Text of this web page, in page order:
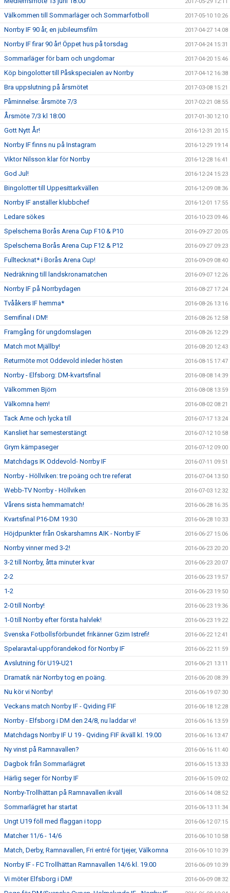
Välkommen till Sommarläger och Sommarfotboll 2017-05-10 10:26
Norrby IF 90 år, en jubileumsfilm 2017-04-27 14:08
Norrby IF firar 90 år! Öppet hus på torsdag 2017-04-24 15:31
Sommarläger för barn och ungdomar 2017-04-20 15:46
Köp bingolotter till Påskspecialen av Norrby 2017-04-12 16:38
Bra uppslutning på årsmötet 2017-03-08 15:21
Påminnelse: årsmöte 7/3 2017-02-21 08:55
Årsmöte 7/3 kl 18:00 2017-01-30 12:10
Gott Nytt År! 2016-12-31 20:15
Norrby IF finns nu på Instagram 2016-12-29 19:14
Viktor Nilsson klar för Norrby 2016-12-28 16:41
God Jul! 2016-12-24 15:23
Bingolotter till Uppesittarkvällen 2016-12-09 08:36
Norrby IF anställer klubbchef 2016-12-01 17:55
Ledare sökes 2016-10-23 09:46
Spelschema Borås Arena Cup F10 & P10 2016-09-27 20:05
Spelschema Borås Arena Cup F12 & P12 2016-09-27 09:23
Fulltecknat* i Borås Arena Cup! 2016-09-09 08:40
Nedräkning till landskronamatchen 2016-09-07 12:26
Norrby IF på Norrbydagen 2016-08-27 17:24
Tvååkers IF hemma* 2016-08-26 13:16
Semifinal i DM! 2016-08-26 12:58
Framgång för ungdomslagen 2016-08-26 12:29
Match mot Mjällby! 2016-08-20 12:43
Returmöte mot Oddevold inleder hösten 2016-08-15 17:47
Norrby - Elfsborg: DM-kvartsfinal 2016-08-08 14:39
Välkommen Björn 2016-08-08 13:59
Välkomna hem! 2016-08-02 08:21
Tack Arne och lycka till 2016-07-17 13:24
Kansliet har semesterstängt 2016-07-12 10:58
Grym kämpaseger 2016-07-12 09:00
Matchdags IK Oddevold- Norrby IF 2016-07-11 09:51
Norrby - Höllviken: tre poäng och tre referat 2016-07-04 13:50
Webb-TV Norrby - Höllviken 2016-07-03 12:32
Vårens sista hemmamatch! 2016-06-28 16:35
Kvartsfinal P16-DM 19:30 2016-06-28 10:33
Höjdpunkter från Oskarshamns AIK - Norrby IF 2016-06-27 15:06
Norrby vinner med 3-2! 2016-06-23 20:20
3-2 till Norrby, åtta minuter kvar 2016-06-23 20:07
2-2 2016-06-23 19:57
1-2 2016-06-23 19:50
2-0 till Norrby! 2016-06-23 19:36
1-0 till Norrby efter första halvlek! 2016-06-23 19:22
Svenska Fotbollsförbundet frikänner Gzim Istrefi! 2016-06-22 12:41
Spelaravtal-uppförandekod för Norrby IF 2016-06-22 11:59
Avslutning för U19-U21 2016-06-21 13:11
Dramatik när Norrby tog en poäng. 2016-06-20 08:39
Nu kör vi Norrby! 2016-06-19 07:30
Veckans match Norrby IF - Qviding FIF 2016-06-18 12:28
Norrby - Elfsborg i DM den 24/8, nu laddar vi! 2016-06-16 13:59
Matchdags Norrby IF U 19 - Qviding FIF ikväll kl. 19.00 2016-06-16 13:47
Ny vinst på Ramnavallen? 2016-06-16 11:40
Dagbok från Sommarlägret 2016-06-15 13:33
Härlig seger för Norrby IF 2016-06-15 09:02
Norrby-Trollhättan på Ramnavallen ikväll 2016-06-14 08:52
Sommarlägret har startat 2016-06-13 11:34
Ungt U19 föll med flaggan i topp 2016-06-12 07:15
Matcher 11/6 - 14/6 2016-06-10 10:58
Match, Derby, Ramnavallen, Fri entré för tjejer, Välkomna 2016-06-10 10:39
Norrby IF - FC Trollhättan Ramnavallen 14/6 kl. 19.00 2016-06-09 10:39
Vi möter Elfsborg i DM! 2016-06-09 08:32